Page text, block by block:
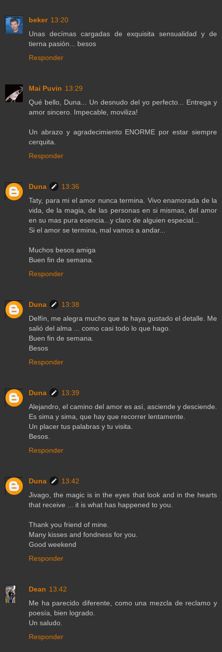
beker 13:20
Unas decímas cargadas de exquisita sensualidad y de
tierna pasión... besos
Responder
Mai Puvin 13:29
Qué bello, Duna... Un desnudo del yo perfecto... Entrega y
amor sincero. Impecable, moviliza!
Un abrazo y agradecimiento ENORME por estar siempre
cerquita.
Responder
Duna
13:36
Taty, para mi el amor nunca termina. Vivo enamorada de la
vida, de la magia, de las personas en si mismas, del amor
en su mas pura esencia...y claro de alguien especial...
Si el amor se termina, mal vamos a andar...
Muchos besos amiga
Buen fin de semana.
Responder
Duna
13:38
Delfín, me alegra mucho que te haya gustado el detalle. Me
salió del alma ... como casi todo lo que hago.
Buen fin de semana.
Besos
Responder
Duna
13:39
Alejandro, el camino del amor es así, asciende y desciende.
Es sima y sima, que hay que recorrer lentamente.
Un placer tus palabras y tu visita.
Besos.
Responder
Duna
13:42
Jivago, the magic is in the eyes that look and in the hearts
that receive ... it is what has happened to you.
Thank you friend of mine.
Many kisses and fondness for you.
Good weekend
Responder
Dean 13:42
Me ha parecido diferente, como una mezcla de reclamo y
poesía, bien logrado.
Un saludo.
Responder